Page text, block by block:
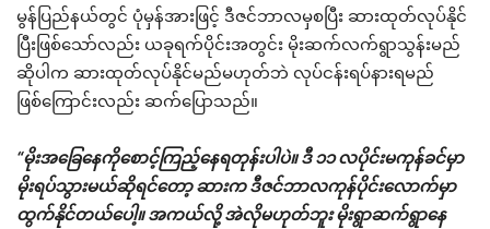
မွန်ပြည်နယ်တွင် ပုံမှန်အားဖြင့် ဒီဇင်ဘာလမှစပြီး ဆားထုတ်လုပ်နိုင်
ပြီးဖြစ်သော်လည်း ယခုရက်ပိုင်းအတွင်း မိုးဆက်လက်ရွာသွန်းမည်
ဆိုပါက ဆားထုတ်လုပ်နိုင်မည်မဟုတ်ဘဲ လုပ်ငန်းရပ်နားရမည်
ဖြစ်ကြောင်းလည်း ဆက်ပြောသည်။
“မိုးအခြေနေကိုစောင့်ကြည့်နေရတုန်းပါပဲ။ ဒီ ၁၁ လပိုင်းမကုန်ခင်မှာ
မိုးရပ်သွားမယ်ဆိုရင်တော့ ဆားက ဒီဇင်ဘာလကုန်ပိုင်းလောက်မှာ
ထွက်နိုင်တယ်ပေါ့။ အကယ်လို့ အဲလိုမဟုတ်ဘူး မိုးရွာဆက်ရွာနေ